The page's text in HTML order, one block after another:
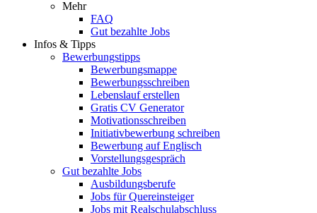
Mehr
FAQ
Gut bezahlte Jobs
Infos & Tipps
Bewerbungstipps
Bewerbungsmappe
Bewerbungsschreiben
Lebenslauf erstellen
Gratis CV Generator
Motivationsschreiben
Initiativbewerbung schreiben
Bewerbung auf Englisch
Vorstellungsgespräch
Gut bezahlte Jobs
Ausbildungsberufe
Jobs für Quereinsteiger
Jobs mit Realschulabschluss